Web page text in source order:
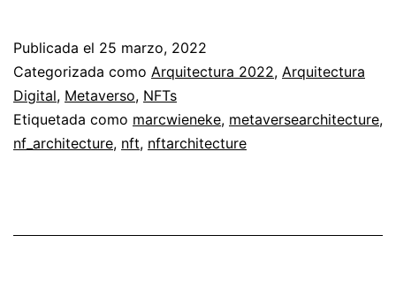
fungible
Publicada el 25 marzo, 2022
Categorizada como Arquitectura 2022, Arquitectura
Digital, Metaverso, NFTs
Etiquetada como marcwieneke, metaversearchitecture,
nf_architecture, nft, nftarchitecture